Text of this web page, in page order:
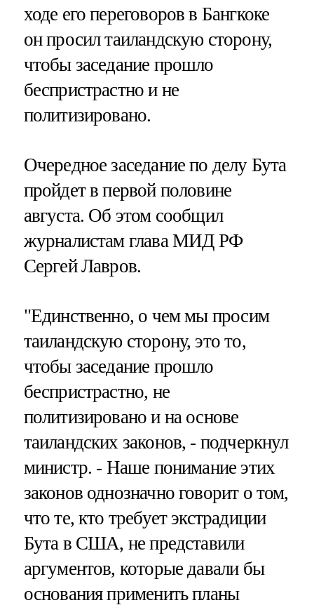
ходе его переговоров в Бангкоке
он просил таиландскую сторону,
чтобы заседание прошло
беспристрастно и не
политизировано.
Очередное заседание по делу Бута
пройдет в первой половине
августа. Об этом сообщил
журналистам глава МИД РФ
Сергей Лавров.
"Единственно, о чем мы просим
таиландскую сторону, это то,
чтобы заседание прошло
беспристрастно, не
политизировано и на основе
таиландских законов, - подчеркнул
министр. - Наше понимание этих
законов однозначно говорит о том,
что те, кто требует экстрадиции
Бута в США, не представили
аргументов, которые давали бы
основания применить планы